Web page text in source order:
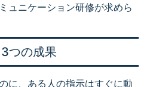
ュニケーション研修が求めら
つの成果
に、ある人の指示はすぐに動